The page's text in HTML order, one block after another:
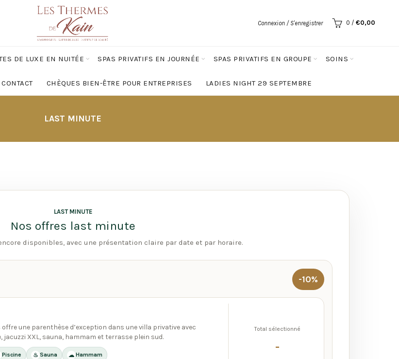
Connexion / S'enregistrer 0 / €0,00
DE LUXE EN NUITÉE SPAS PRIVATIFS EN JOURNÉE SPAS PRIVATIFS EN GROUPE SOINS
CONTACT CHÈQUES BIEN-ÊTRE POUR ENTREPRISES LADIES NIGHT 29 SEPTEMBRE
LAST MINUTE
LAST MINUTE
Nos offres last minute
disponibles, avec une présentation claire par date et par horaire.
-10%
offre une parenthèse d’exception dans une villa privative avec
jacuzzi XXL, sauna, hammam et terrasse plein sud.
Piscine ♨ Sauna ☁ Hammam
Total sélectionné
-